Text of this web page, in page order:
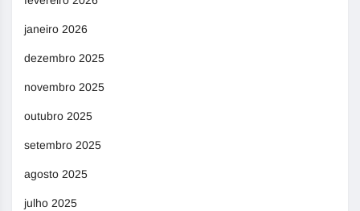
janeiro 2026
dezembro 2025
novembro 2025
outubro 2025
setembro 2025
agosto 2025
julho 2025